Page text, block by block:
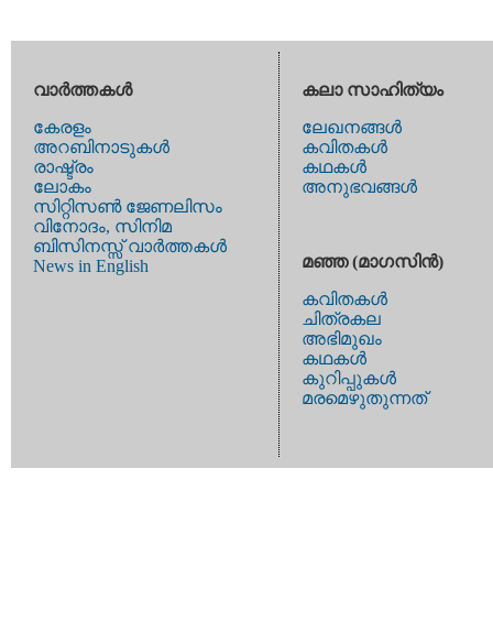
വാര്‍ത്തകള്‍
കേരളം
അറബിനാടുകള്‍
രാഷ്ട്രം
ലോകം
സിറ്റിസണ്‍ ജേണലിസം
വിനോദം, സിനിമ
ബിസിനസ്സ് വാര്‍ത്തകള്‍
News in English
കലാ സാഹിത്യം
ലേഖനങ്ങള്‍
കവിതകള്‍
കഥകള്‍
അനുഭവങ്ങള്‍
മഞ്ഞ (മാഗസിന്‍)
കവിതകള്‍
ചിത്രകല
അഭിമുഖം
കഥകള്‍
കുറിപ്പുകള്‍
മരമെഴുതുന്നത്